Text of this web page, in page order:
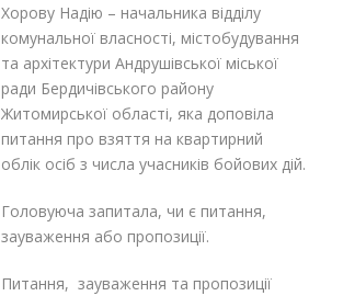
Хорову Надію – начальника відділу
комунальної власності, містобудування
та архітектури Андрушівської міської
ради Бердичівського району
Житомирської області, яка доповіла
питання про взяття на квартирний
облік осіб з числа учасників бойових дій.
Головуюча запитала, чи є питання,
зауваження або пропозиції.
Питання, зауваження та пропозиції